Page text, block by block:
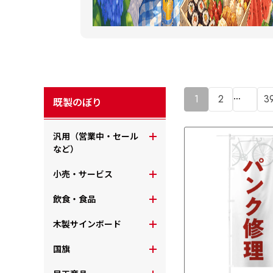
既製のぼり
汎用（営業中・セール
など）
小売・サービス
飲食・食品
木製サインボード
国旗
1 2 …